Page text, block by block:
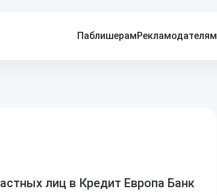
ПаблишерамРекламодателям
лиц в Кредит Европа Банк